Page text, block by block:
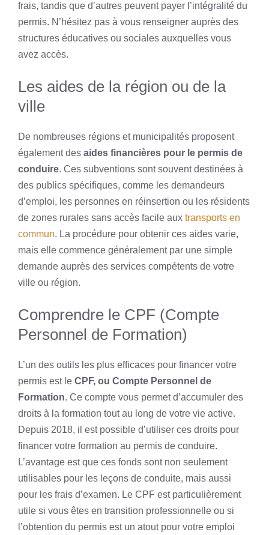
frais, tandis que d’autres peuvent payer l’intégralité du
permis. N’hésitez pas à vous renseigner auprès des
structures éducatives ou sociales auxquelles vous
avez accès.
Les aides de la région ou de la
ville
De nombreuses régions et municipalités proposent
également des aides financières pour le permis de
conduire. Ces subventions sont souvent destinées à
des publics spécifiques, comme les demandeurs
d’emploi, les personnes en réinsertion ou les résidents
de zones rurales sans accès facile aux transports en
commun. La procédure pour obtenir ces aides varie,
mais elle commence généralement par une simple
demande auprès des services compétents de votre
ville ou région.
Comprendre le CPF (Compte
Personnel de Formation)
L’un des outils les plus efficaces pour financer votre
permis est le CPF, ou Compte Personnel de
Formation. Ce compte vous permet d’accumuler des
droits à la formation tout au long de votre vie active.
Depuis 2018, il est possible d’utiliser ces droits pour
financer votre formation au permis de conduire.
L’avantage est que ces fonds sont non seulement
utilisables pour les leçons de conduite, mais aussi
pour les frais d’examen. Le CPF est particulièrement
utile si vous êtes en transition professionnelle ou si
l’obtention du permis est un atout pour votre emploi